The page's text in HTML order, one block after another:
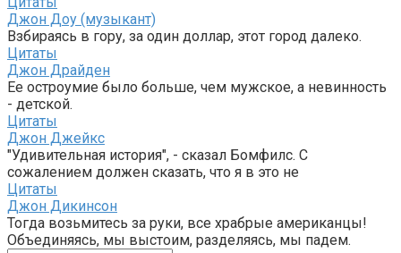
Джон Доу (музыкант)
Взбираясь в гору, за один доллар, этот город далеко.
Цитаты
Джон Драйден
Ее остроумие было больше, чем мужское, а невинность
- детской.
Цитаты
Джон Джейкс
"Удивительная история", - сказал Бомфилс. С
сожалением должен сказать, что я в это не
Цитаты
Джон Дикинсон
Тогда возьмитесь за руки, все храбрые американцы!
Объединяясь, мы выстоим, разделяясь, мы падем.